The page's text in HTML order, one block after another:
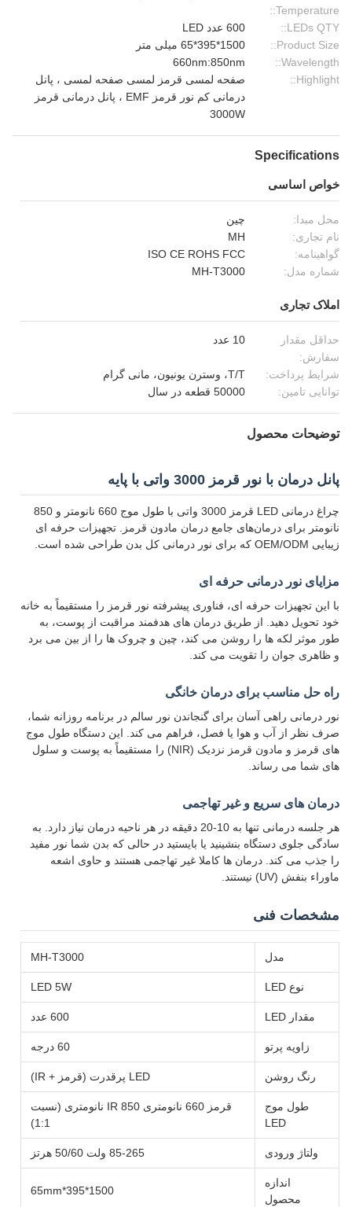
Temperature::
LEDs QTY::
600 عدد LED
Product Size::
1500*395*65 میلی متر
Wavelength::
660nm:850nm
Highlight::
صفحه لمسی قرمز لمسی صفحه لمسی ، پانل
درمانی کم نور قرمز EMF ، پانل درمانی قرمز
3000W
Specifications
خواص اساسی
محل مبدا:
چین
نام تجاری:
MH
گواهینامه:
ISO CE ROHS FCC
شماره مدل:
MH-T3000
املاک تجاری
حداقل مقدار
سفارش:
10 عدد
شرایط پرداخت:
T/T، وسترن یونیون، مانی گرام
توانایی تامین:
50000 قطعه در سال
توضیحات محصول
پانل درمان با نور قرمز 3000 واتی با پایه
چراغ درمانی LED قرمز 3000 واتی با طول موج 660 نانومتر و 850
نانومتر برای درمان‌های جامع درمان مادون قرمز. تجهیزات حرفه ای
زیبایی OEM/ODM که برای نور درمانی کل بدن طراحی شده است.
مزایای نور درمانی حرفه ای
با این تجهیزات حرفه ای، فناوری پیشرفته نور قرمز را مستقیماً به خانه
خود تحویل دهید. از طریق درمان های هدفمند مراقبت از پوست، به
طور موثر لکه ها را روشن می کند، چین و چروک ها را از بین می برد
و ظاهری جوان را تقویت می کند.
راه حل مناسب برای درمان خانگی
نور درمانی راهی آسان برای گنجاندن نور سالم در برنامه روزانه شما،
صرف نظر از آب و هوا یا فصل، فراهم می کند. این دستگاه طول موج
های قرمز و مادون قرمز نزدیک (NIR) را مستقیماً به پوست و سلول
های شما می رساند.
درمان های سریع و غیر تهاجمی
هر جلسه درمانی تنها به 10-20 دقیقه در هر ناحیه درمان نیاز دارد. به
سادگی جلوی دستگاه بنشینید یا بایستید در حالی که بدن شما نور مفید
را جذب می کند. درمان ها کاملا غیر تهاجمی هستند و حاوی اشعه
ماوراء بنفش (UV) نیستند.
مشخصات فنی
مدل MH-T3000
نوع LED LED 5W
مقدار LED 600 عدد
زاویه پرتو 60 درجه
رنگ روشن LED پرقدرت (قرمز + IR)
طول موج
LED
قرمز 660 نانومتری IR 850 نانومتری (نسبت
1:1)
ولتاژ ورودی 85-265 ولت 50/60 هرتز
اندازه
محصول
1500*395*65mm